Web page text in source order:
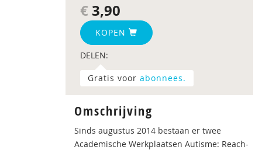
€ 3,90
KOPEN
DELEN:
Gratis voor abonnees.
Omschrijving
Sinds augustus 2014 bestaan er twee
Academische Werkplaatsen Autisme: Reach-